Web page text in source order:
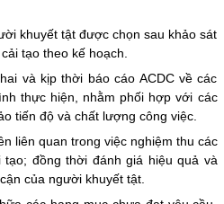
khuyết tật được chọn sau khảo sát
tạo theo kế hoạch.
và kịp thời báo cáo ACDC về các
thực hiện, nhằm phối hợp với các
tiến độ và chất lượng công việc.
liên quan trong việc nghiệm thu các
tạo; đồng thời đánh giá hiệu quả và
của người khuyết tật.